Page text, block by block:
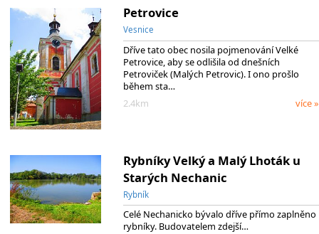
Petrovice
Vesnice
Dříve tato obec nosila pojmenování Velké
Petrovice, aby se odlišila od dnešních
Petroviček (Malých Petrovic). I ono prošlo
během sta…
2.4km
více »
Rybníky Velký a Malý Lhoták u
Starých Nechanic
Rybník
Celé Nechanicko bývalo dříve přímo zaplněno
rybníky. Budovatelem zdejší…